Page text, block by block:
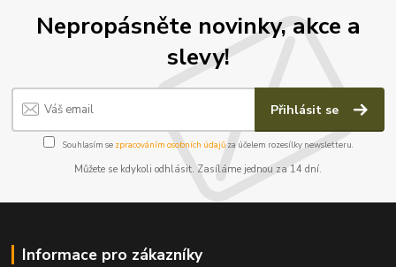
Nepropásněte novinky, akce a
slevy!
Přihlásit se
Souhlasím se zpracováním osobních údajůza účelem rozesílky newsletteru.
Můžete se kdykoli odhlásit. Zasíláme jednou za 14 dní.
Informace pro zákazníky